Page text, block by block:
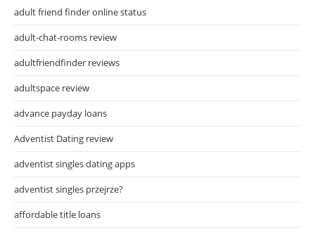
adult friend finder online status
adult-chat-rooms review
adultfriendfinder reviews
adultspace review
advance payday loans
Adventist Dating review
adventist singles dating apps
adventist singles przejrze?
affordable title loans